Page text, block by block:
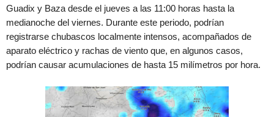
Guadix y Baza desde el jueves a las 11:00 horas hasta la
medianoche del viernes. Durante este periodo, podrían
registrarse chubascos localmente intensos, acompañados de
aparato eléctrico y rachas de viento que, en algunos casos,
podrían causar acumulaciones de hasta 15 milímetros por hora.